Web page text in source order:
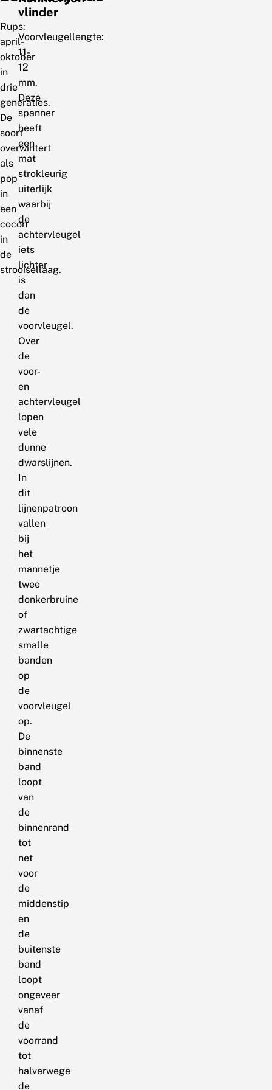
Rups:
april-
oktober
in
drie
generaties.
De
soort
overwintert
als
pop
in
een
cocon
in
de
strooisellaag.
vlinder
Voorvleugellengte:
11-
12
mm.
Deze
spanner
heeft
een
mat
strokleurig
uiterlijk
waarbij
de
achtervleugel
iets
lichter
is
dan
de
voorvleugel.
Over
de
voor-
en
achtervleugel
lopen
vele
dunne
dwarslijnen.
In
dit
lijnenpatroon
vallen
bij
het
mannetje
twee
donkerbruine
of
zwartachtige
smalle
banden
op
de
voorvleugel
op.
De
binnenste
band
loopt
van
de
binnenrand
tot
net
voor
de
middenstip
en
de
buitenste
band
loopt
ongeveer
vanaf
de
voorrand
tot
halverwege
de